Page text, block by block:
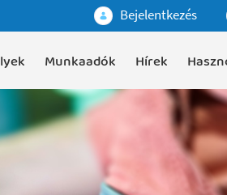
Bejelentkezés
Munkaadók Hírek